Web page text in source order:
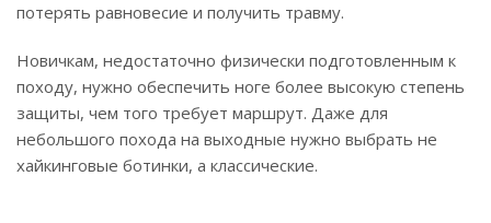
потерять равновесие и получить травму.
Новичкам, недостаточно физически подготовленным к
походу, нужно обеспечить ноге более высокую степень
защиты, чем того требует маршрут. Даже для
небольшого похода на выходные нужно выбрать не
хайкинговые ботинки, а классические.